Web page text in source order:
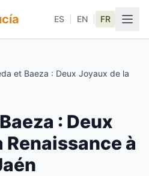
ES EN FR
et Baeza : Deux Joyaux de la
: Deux
Renaissance à